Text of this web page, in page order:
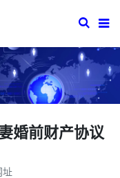
婚前财产协议
址